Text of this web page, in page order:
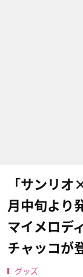
「サンリ
月中旬より
マイメロデ
チャッコが
グッズ